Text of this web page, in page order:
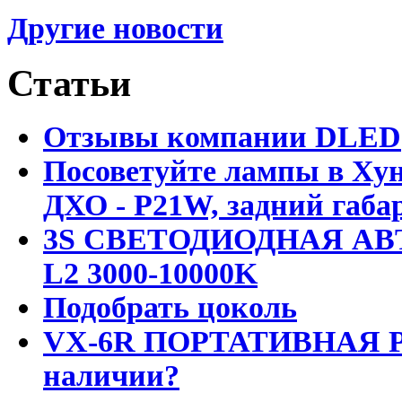
Другие новости
Статьи
Отзывы компании DLED
Посоветуйте лампы в
ДХО - P21W, задний
3S СВЕТОДИОДНАЯ
L2 3000-10000K
Подобрать цоколь
VX-6R ПОРТАТИВНАЯ
наличии?